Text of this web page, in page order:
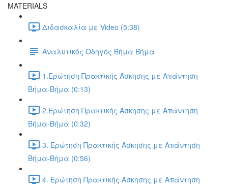
MATERIALS
Διδασκαλία με Video (5:38)
Αναλυτικός Οδηγός Βήμα Βήμα
1.Ερώτηση Πρακτικής Άσκησης με Απάντηση
Βήμα-Βήμα (0:13)
2.Ερώτηση Πρακτικής Άσκησης με Απάντηση
Βήμα-Βήμα (0:32)
3. Ερώτηση Πρακτικής Άσκησης με Απάντηση
Βήμα-Βήμα (0:56)
4. Ερώτηση Πρακτικής Άσκησης με Απάντηση